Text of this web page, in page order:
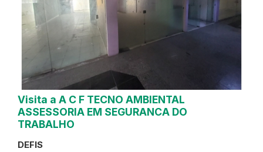
Visita a A C F TECNO AMBIENTAL
ASSESSORIA EM SEGURANCA DO
TRABALHO
DEFIS